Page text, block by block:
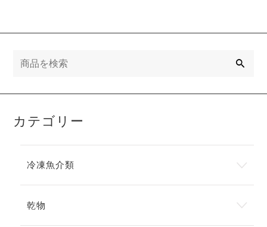
カテゴリー
冷凍魚介類
乾物